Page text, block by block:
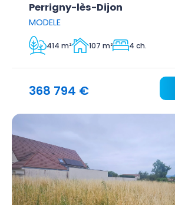
Perrigny-lès-Dijon
MODELE
414 m² 107 m² 4 ch.
368 794 €